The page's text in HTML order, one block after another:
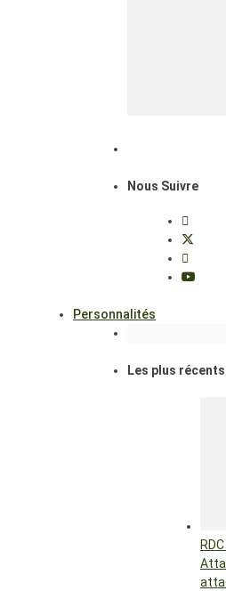
Nous Suivre
Personnalités
Les plus récents